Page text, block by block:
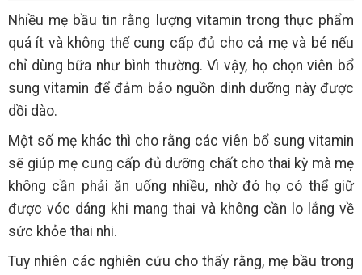
Nhiều mẹ bầu tin rằng lượng vitamin trong thực phẩm
quá ít và không thể cung cấp đủ cho cả mẹ và bé nếu
chỉ dùng bữa như bình thường. Vì vậy, họ chọn viên bổ
sung vitamin để đảm bảo nguồn dinh dưỡng này được
dồi dào.
Một số mẹ khác thì cho rằng các viên bổ sung vitamin
sẽ giúp mẹ cung cấp đủ dưỡng chất cho thai kỳ mà mẹ
không cần phải ăn uống nhiều, nhờ đó họ có thể giữ
được vóc dáng khi mang thai và không cần lo lắng về
sức khỏe thai nhi.
Tuy nhiên các nghiên cứu cho thấy rằng, mẹ bầu trong